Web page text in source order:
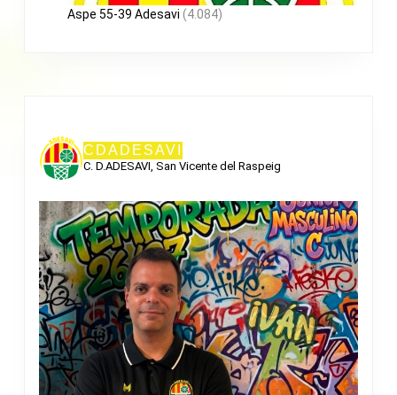
Aspe 55-39 Adesavi (4.084)
CDADESAVI
C. D.ADESAVI, San Vicente del Raspeig